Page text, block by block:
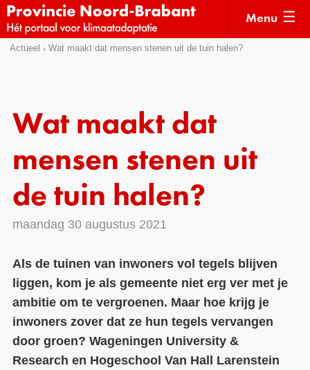
Sla
naar
menu
naar
pagina
Menu
Actueel Wat maakt dat mensen stenen uit de tuin halen?
Wat maakt dat
mensen stenen uit
de tuin halen?
maandag 30 augustus 2021
Als de tuinen van inwoners vol tegels blijven
liggen, kom je als gemeente niet erg ver met je
ambitie om te vergroenen. Maar hoe krijg je
inwoners zover dat ze hun tegels vervangen
door groen? Wageningen University &
Research en Hogeschool Van Hall Larenstein
Actueel
Klimaatverhalen
Hulpmiddelen
Voorbeelden
Subsidies
Contact
Over ons